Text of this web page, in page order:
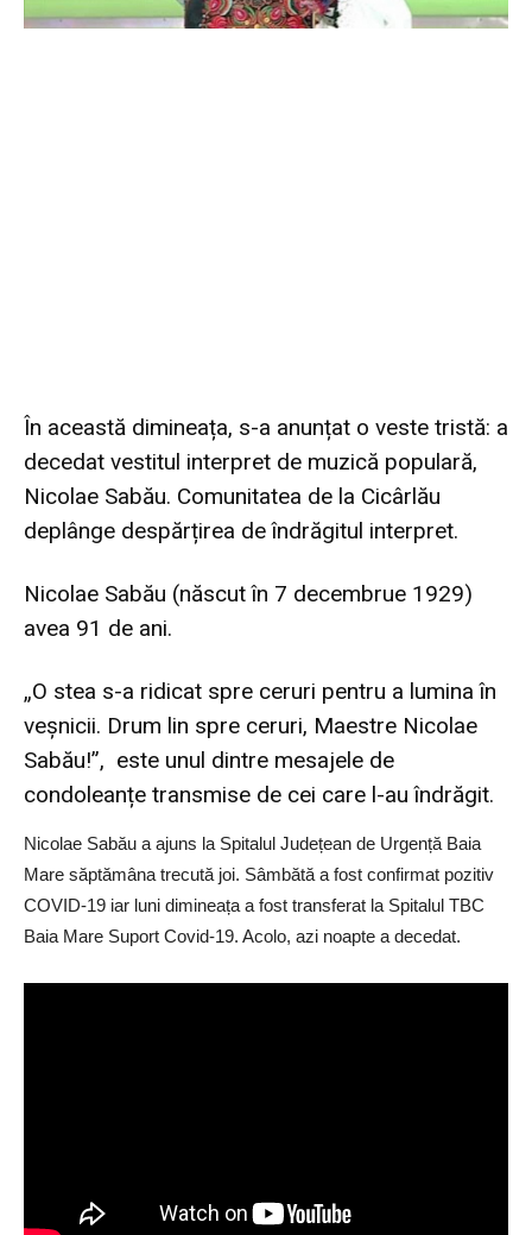
În această dimineața, s-a anunțat o veste tristă: a
decedat vestitul interpret de muzică populară,
Nicolae Sabău. Comunitatea de la Cicârlău
deplânge despărțirea de îndrăgitul interpret.
Nicolae Sabău (născut în 7 decembrue 1929)
avea 91 de ani.
„O stea s-a ridicat spre ceruri pentru a lumina în
veșnicii. Drum lin spre ceruri, Maestre Nicolae
Sabău!”, este unul dintre mesajele de
condoleanțe transmise de cei care l-au îndrăgit.
Nicolae Sabău a ajuns la Spitalul Județean de Urgență Baia
Mare săptămâna trecută joi. Sâmbătă a fost confirmat pozitiv
COVID-19 iar luni dimineața a fost transferat la Spitalul TBC
Baia Mare Suport Covid-19. Acolo, azi noapte a decedat.